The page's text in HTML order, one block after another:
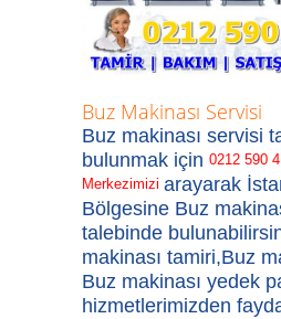
Buz Makinası Servisi
Buz makinası servisi
bulunmak için 0212 590
Merkezimizi arayarak
Bölgesine Buz
talebinde
makinası tamiri,Buz
Buz makinası yedek
hizmetlerimizden